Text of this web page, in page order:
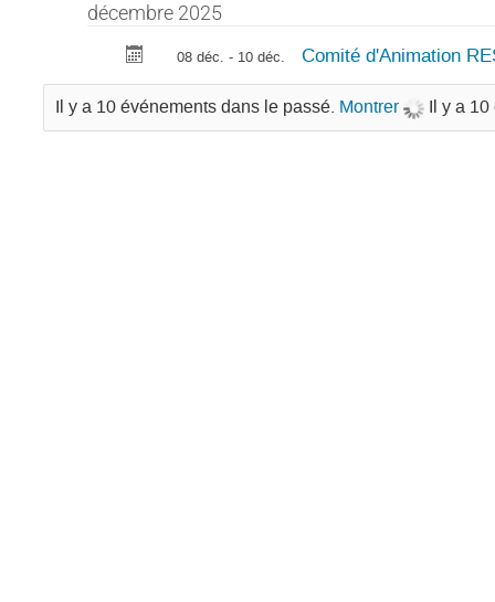
décembre 2025
08 déc. - 10 déc. Comité d'Animation
Il y a 10 événements dans le passé. Montrer Il y a